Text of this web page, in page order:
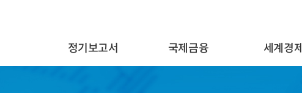
정기보고서 국제금융 세계경제